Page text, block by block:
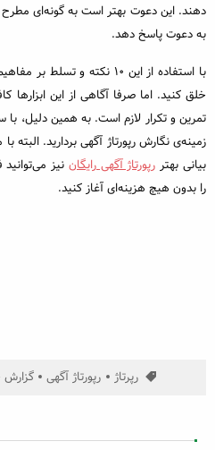
دهند. این دعوت بهتر است به گونه‌ای مطرح
به دعوت پاسخ دهد.
با استفاده از این ۱۰ نکته و
خلق کنید. اما صرفا آگاهی از این
تمرین و تکرار لازم است. به همین دلیل،
زمینه‌ی نگارش رپورتاژ آگهی بردارید. البته
بیانی بهتر رپورتاژ آگهی رایگان نیز
را بدون هیچ هزینه‌ای آغاز کنید.
رپرتاژ رپورتاژ آگهی